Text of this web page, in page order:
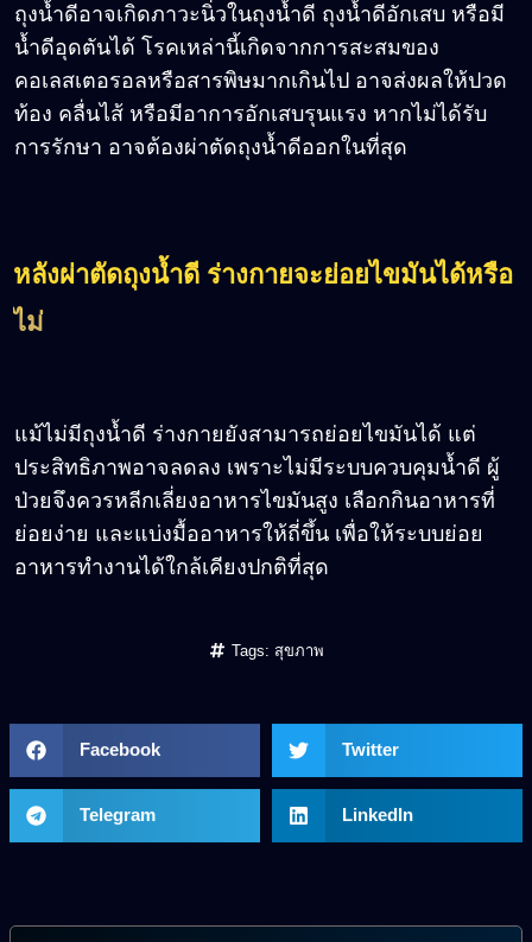
ถุงน้ำดีอาจเกิดภาวะนิ่วในถุงน้ำดี ถุงน้ำดีอักเสบ หรือมี
น้ำดีอุดตันได้ โรคเหล่านี้เกิดจากการสะสมของ
คอเลสเตอรอลหรือสารพิษมากเกินไป อาจส่งผลให้ปวด
ท้อง คลื่นไส้ หรือมีอาการอักเสบรุนแรง หากไม่ได้รับ
การรักษา อาจต้องผ่าตัดถุงน้ำดีออกในที่สุด
หลังผ่าตัดถุงน้ำดี ร่างกายจะย่อยไขมันได้หรือ
ไม่
แม้ไม่มีถุงน้ำดี ร่างกายยังสามารถย่อยไขมันได้ แต่
ประสิทธิภาพอาจลดลง เพราะไม่มีระบบควบคุมน้ำดี ผู้
ป่วยจึงควรหลีกเลี่ยงอาหารไขมันสูง เลือกกินอาหารที่
ย่อยง่าย และแบ่งมื้ออาหารให้ถี่ขึ้น เพื่อให้ระบบย่อย
อาหารทำงานได้ใกล้เคียงปกติที่สุด
Tags: สุขภาพ
Facebook Twitter
Telegram LinkedIn